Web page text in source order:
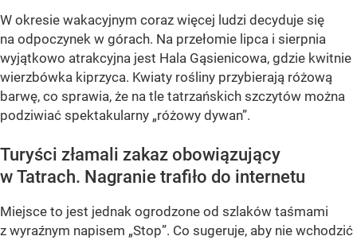
W okresie wakacyjnym coraz więcej ludzi decyduje się
na odpoczynek w górach. Na przełomie lipca i sierpnia
wyjątkowo atrakcyjna jest Hala Gąsienicowa, gdzie kwitnie
wierzbówka kiprzyca. Kwiaty rośliny przybierają różową
barwę, co sprawia, że na tle tatrzańskich szczytów można
podziwiać spektakularny „różowy dywan”.
Turyści złamali zakaz obowiązujący
w Tatrach. Nagranie trafiło do internetu
Miejsce to jest jednak ogrodzone od szlaków taśmami
z wyraźnym napisem „Stop”. Co sugeruje, aby nie wchodzić